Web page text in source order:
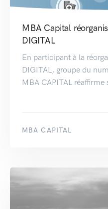
MBA Capital
DIGITAL
En participant à la
DIGITAL, groupe du
MBA CAPITAL réaffirme
MBA CAPITAL